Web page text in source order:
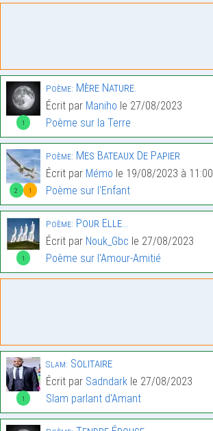
1
Poème: Mère Nature.
Écrit par Maniho le 27/08/2023
Poème sur la Terre
2 1
Poème: Mes Bateaux De Papier
Écrit par Mémo le 19/08/2023 à 11:00
Poème sur l'Enfant
1
Poème: Pour Elle…
Écrit par Nouk_Gbc le 27/08/2023
Poème sur l'Amour-Amitié
1
Slam: Solitaire
Écrit par Sadndark le 27/08/2023
Slam parlant d'Amant